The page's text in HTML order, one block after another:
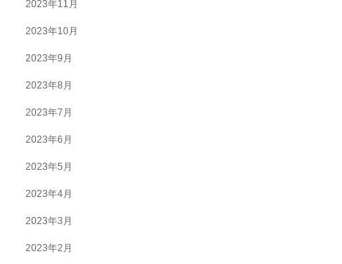
2023年11月
2023年10月
2023年9月
2023年8月
2023年7月
2023年6月
2023年5月
2023年4月
2023年3月
2023年2月